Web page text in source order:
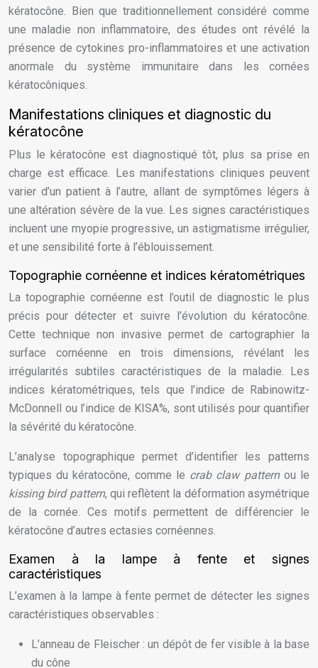
kératocône. Bien que traditionnellement considéré comme
une maladie non inflammatoire, des études ont révélé la
présence de cytokines pro-inflammatoires et une activation
anormale du système immunitaire dans les cornées
kératocôniques.
Manifestations cliniques et diagnostic du
kératocône
Plus le kératocône est diagnostiqué tôt, plus sa prise en
charge est efficace. Les manifestations cliniques peuvent
varier d’un patient à l’autre, allant de symptômes légers à
une altération sévère de la vue. Les signes caractéristiques
incluent une myopie progressive, un astigmatisme irrégulier,
et une sensibilité forte à l’éblouissement.
Topographie cornéenne et indices kératométriques
La topographie cornéenne est l’outil de diagnostic le plus
précis pour détecter et suivre l’évolution du kératocône.
Cette technique non invasive permet de cartographier la
surface cornéenne en trois dimensions, révélant les
irrégularités subtiles caractéristiques de la maladie. Les
indices kératométriques, tels que l’indice de Rabinowitz-
McDonnell ou l’indice de KISA%, sont utilisés pour quantifier
la sévérité du kératocône.
L’analyse topographique permet d’identifier les patterns
typiques du kératocône, comme le crab claw patternou le
kissing bird pattern, qui reflètent la déformation asymétrique
de la cornée. Ces motifs permettent de différencier le
kératocône d’autres ectasies cornéennes.
Examen à la lampe à fente et signes
caractéristiques
L’examen à la lampe à fente permet de détecter les signes
caractéristiques observables :
L’anneau de Fleischer : un dépôt de fer visible à la base
du cône